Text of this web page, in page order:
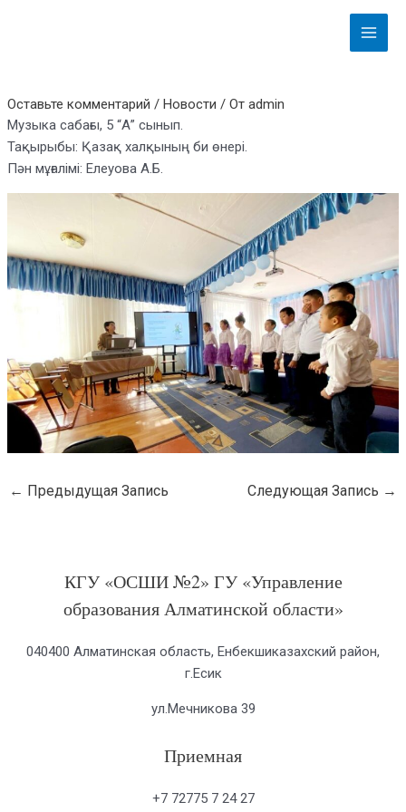
Main
Menu
Оставьте комментарий /Новости / Отadmin
Музыка сабағы, 5 “А” сынып.
Тақырыбы: Қазақ халқының би өнері.
Пән мұғалімі: Елеуова А.Б.
← Предыдущая Запись Следующая Запись →
КГУ «ОСШИ №2» ГУ «Управление
образования Алматинской области»
040400 Алматинская область, Енбекшиказахский район,
г.Есик
ул.Мечникова 39
Приемная
+7 72775 7 24 27